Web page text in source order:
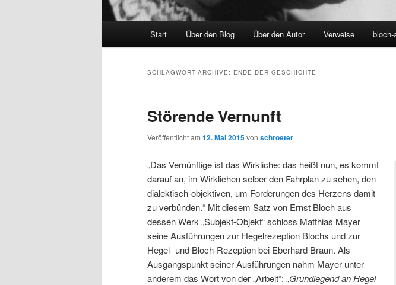
Start Über den Blog Über den Autor Verweise bloch-
SCHLAGWORT-ARCHIVE: ENDE DER GESCHICHTE
Störende Vernunft
Veröffentlicht am 12. Mai 2015von schroeter
„Das Vernünftige ist das Wirkliche: das heißt nun, es kommt
darauf an, im Wirklichen selber den Fahrplan zu sehen, den
dialektisch-objektiven, um Forderungen des Herzens damit
zu verbünden.“ Mit diesem Satz von Ernst Bloch aus
dessen Werk „Subjekt-Objekt“ schloss Matthias Mayer
seine Ausführungen zur Hegelrezeption Blochs und zur
Hegel- und Bloch-Rezeption bei Eberhard Braun. Als
Ausgangspunkt seiner Ausführungen nahm Mayer unter
anderem das Wort von der „Arbeit“: „Grundlegend an Hegel